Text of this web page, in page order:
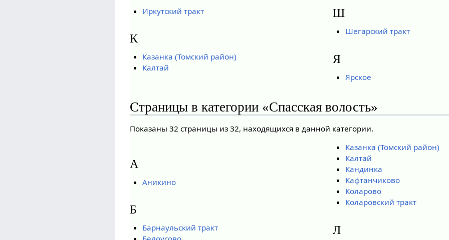
Иркутский тракт
К
Казанка (Томский район)
Калтай
Ш
Шегарский тракт
Я
Ярское
Страницы в категории «Спасская волость»
Показаны 32 страницы из 32, находящихся в данной категории.
А
Аникино
Б
Барнаульский тракт
Казанка (Томский район)
Калтай
Кандинка
Кафтанчиково
Коларово
Коларовский тракт
Л